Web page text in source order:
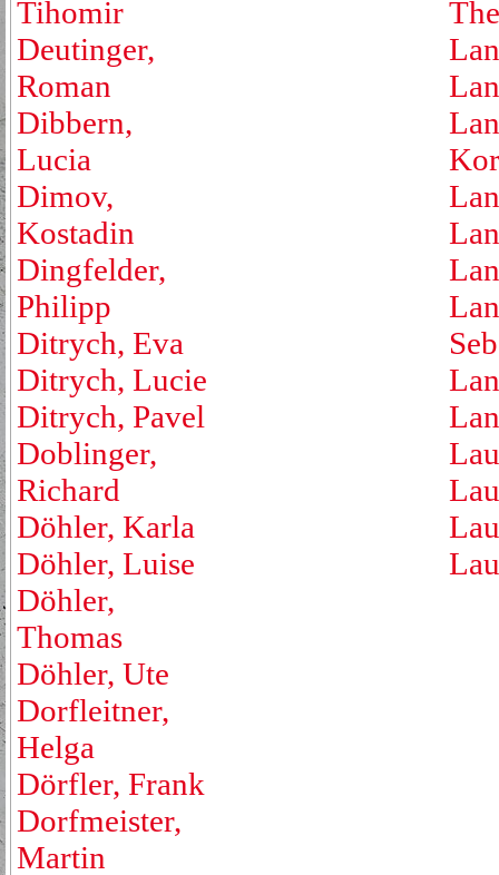
Tihomir
Deutinger,
Roman
Dibbern,
Lucia
Dimov,
Kostadin
Dingfelder,
Philipp
Ditrych, Eva
Ditrych, Lucie
Ditrych, Pavel
Doblinger,
Richard
Döhler, Karla
Döhler, Luise
Döhler,
Thomas
Döhler, Ute
Dorfleitner,
Helga
Dörfler, Frank
Dorfmeister,
Martin